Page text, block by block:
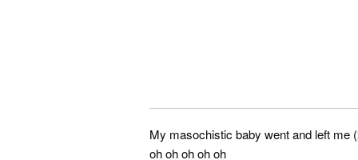
My masochistic baby went and left me
oh oh oh oh oh